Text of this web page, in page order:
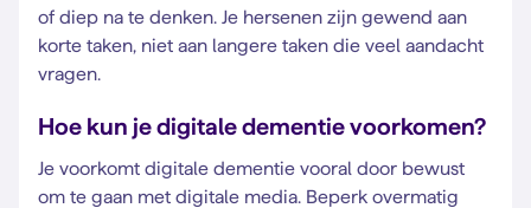
of diep na te denken. Je hersenen zijn gewend aan
korte taken, niet aan langere taken die veel aandacht
vragen.
Hoe kun je digitale dementie voorkomen?
Je voorkomt digitale dementie vooral door bewust
om te gaan met digitale media. Beperk overmatig